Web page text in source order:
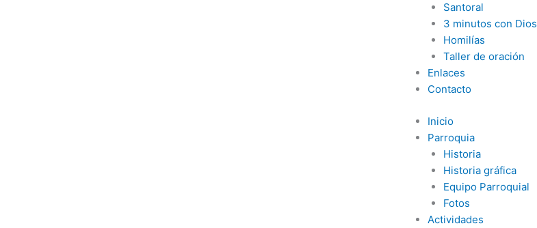
Santoral
3 minutos con Dios
Homilías
Taller de oración
Enlaces
Contacto
Inicio
Parroquia
Historia
Historia gráfica
Equipo Parroquial
Fotos
Actividades